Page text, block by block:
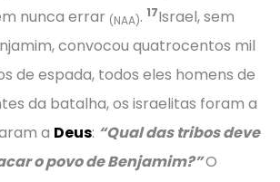
nunca errar (NAA). 17Israel, sem
convocou quatrocentos mil
de espada, todos eles homens de
da batalha, os israelitas foram a
a Deus: “Qual das tribos deve
o povo de Benjamim?”O